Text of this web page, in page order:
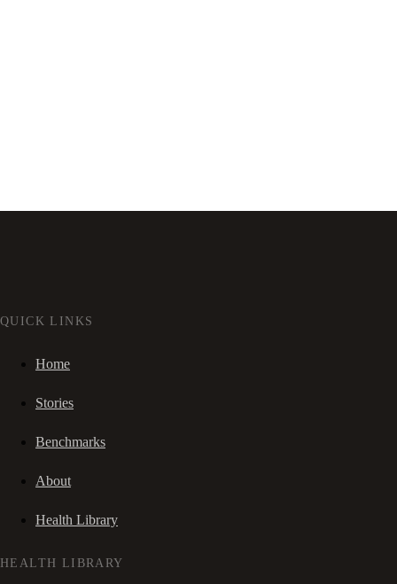
QUICK LINKS
Home
Stories
Benchmarks
About
Health Library
HEALTH LIBRARY